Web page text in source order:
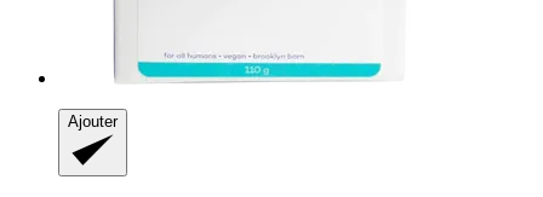
Ajouter